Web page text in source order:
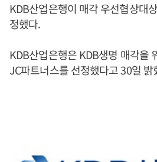
KDB산업은행이 매각 우선협상대
정했다.
KDB산업은행은 KDB생명 매각을
JC파트너스를 선정했다고 30일 밝